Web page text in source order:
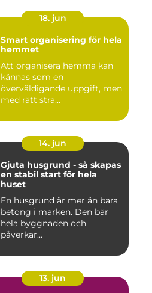
18. jun
Smart organisering för hela
hemmet
Att organisera hemma kan
kännas som en
överväldigande uppgift, men
med rätt stra...
14. jun
Gjuta husgrund - så skapas
en stabil start för hela
huset
En husgrund är mer än bara
betong i marken. Den bär
hela byggnaden och
påverkar...
13. jun